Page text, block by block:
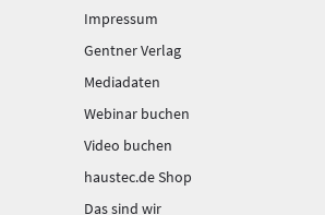
Impressum
Gentner Verlag
Mediadaten
Webinar buchen
Video buchen
haustec.de Shop
Das sind wir